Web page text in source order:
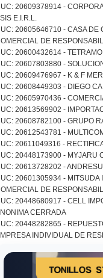
20609378914 -
E.I.R.L.
20605646710 - CASA DE
DE
20600432614 -
20607803880 -
20609476967 - K & F
20608449303 - DIEGO
20605970436 -
20613569902 -
20608782100 - GRUPO
20612543781 -
20611049316 -
20448173900 - MYJARU
20613728202 -
20601305934 - MITSUDA
DE
20448680917 - CELL
CERRADA
20448282865 -
INDIVIDUAL DE